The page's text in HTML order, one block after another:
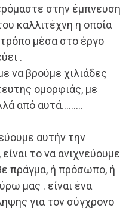
στην έμπνευση
καλλιτέχνη η οποία
μέσα στο έργο
.
να βρούμε χιλιάδες
ομορφιάς, με
από αυτά………
αυτήν την
είναι το να ανιχνεύουμε
πράγμα, ή πρόσωπο, ή
μας . είναι ένα
για τον σύγχρονο